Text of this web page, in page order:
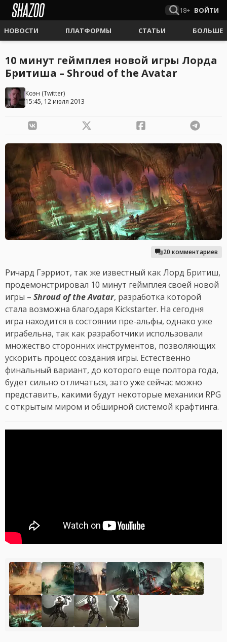
18+ ВОЙТИ
НОВОСТИ ПЛАТФОРМЫ СТАТЬИ БОЛЬШЕ
10 минут геймплея новой игры Лорда
Бритиша – Shroud of the Avatar
Коэн (Twitter)
15:45, 12 июля 2013
20 комментариев
Ричард Гэрриот, так же известный как Лорд Бритиш,
продемонстрировал 10 минут геймплея своей новой
игры – Shroud of the Avatar, разработка которой
стала возможна благодаря Kickstarter. На сегодня
игра находится в состоянии пре-альфы, однако уже
играбельна, так как разработчики использовали
множество сторонних инструментов, позволяющих
ускорить процесс создания игры. Естественно
финальный вариант, до которого еще полтора года,
будет сильно отличаться, зато уже сейчас можно
представить, какими будут некоторые механики RPG
с открытым миром и обширной системой крафтинга.